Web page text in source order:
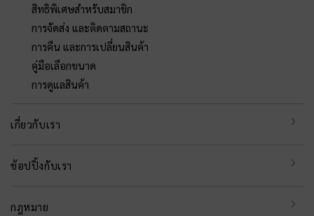
สิทธิพิเศษสำหรับสมาชิก
การจัดส่ง และติดตามสถานะ
การคืน และการเปลี่ยนสินค้า
คู่มือเลือกขนาด
การดูแลสินค้า
เกี่ยวกับเรา
ช้อปปิ้งกับเรา
กฎหมาย